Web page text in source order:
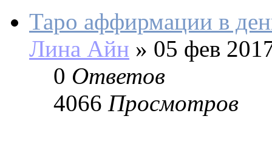
Таро аффирмации в
Лина Айн » 05 фев
0 Ответов
4066 Просмотров